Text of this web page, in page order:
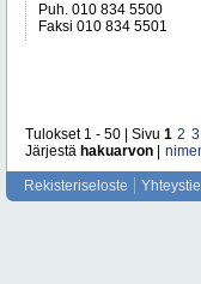
Puh. 010 834 5500
Faksi 010 834 5501
Tulokset 1 - 50 | Sivu 1 2 3
Järjestä hakuarvon
Rekisteriseloste